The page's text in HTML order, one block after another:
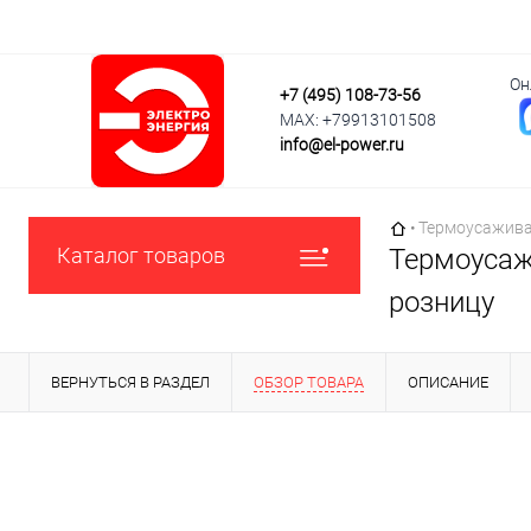
+7 (495) 108-73-56
MAX: +79913101508
info@el-power.ru
Каталог товаров
Главная
•
розницу
ВЕРНУТЬСЯ В РАЗДЕЛ ОБЗОР ТОВАРА ОПИСАНИЕ